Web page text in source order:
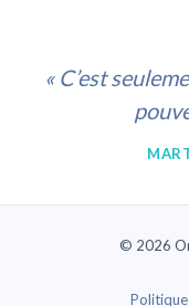
« C’est
© 2026